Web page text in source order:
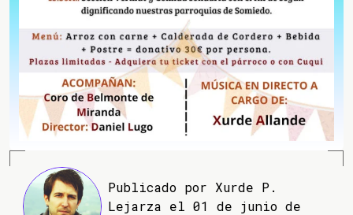
Publicado por Xurde P.
Lejarza el 01 de junio de